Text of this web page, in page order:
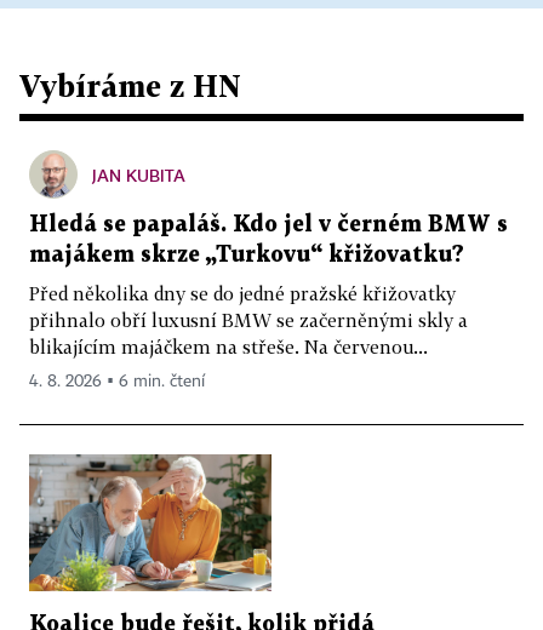
Vybíráme z HN
JAN KUBITA
Hledá se papaláš. Kdo jel v černém BMW s
majákem skrze „Turkovu“ křižovatku?
Před několika dny se do jedné pražské křižovatky
přihnalo obří luxusní BMW se začerněnými skly a
blikajícím majáčkem na střeše. Na červenou...
4. 8. 2026 ▪ 6 min. čtení
Koalice bude řešit, kolik přidá